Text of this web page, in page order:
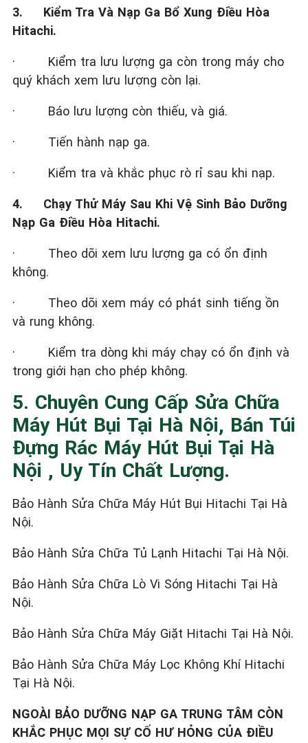
3. Kiểm Tra Và Nạp Ga Bổ Xung Điều Hòa
Hitachi.
· Kiểm tra lưu lượng ga còn trong máy cho
quý khách xem lưu lượng còn lại.
· Báo lưu lượng còn thiếu, và giá.
· Tiến hành nạp ga.
· Kiểm tra và khắc phục rò rỉ sau khi nạp.
4. Chạy Thử Máy Sau Khi Vệ Sinh Bảo Dưỡng
Nạp Ga Điều Hòa Hitachi.
· Theo dõi xem lưu lượng ga có ổn định
không.
· Theo dõi xem máy có phát sinh tiếng ồn
và rung không.
· Kiểm tra dòng khi máy chạy có ổn định và
trong giới hạn cho phép không.
5. Chuyên Cung Cấp Sửa Chữa
Máy Hút Bụi Tại Hà Nội, Bán Túi
Đựng Rác Máy Hút Bụi Tại Hà
Nội , Uy Tín Chất Lượng.
Bảo Hành Sửa Chữa Máy Hút Bụi Hitachi Tại Hà
Nội.
Bảo Hành Sửa Chữa Tủ Lạnh Hitachi Tại Hà Nội.
Bảo Hành Sửa Chữa Lò Vi Sóng Hitachi Tại Hà
Nội.
Bảo Hành Sửa Chữa Máy Giặt Hitachi Tại Hà Nội.
Bảo Hành Sửa Chữa Máy Lọc Không Khí Hitachi
Tại Hà Nội.
NGOÀI BẢO DƯỠNG NẠP GA TRUNG TÂM CÒN
KHẮC PHỤC MỌI SỰ CỐ HƯ HỎNG CỦA ĐIỀU